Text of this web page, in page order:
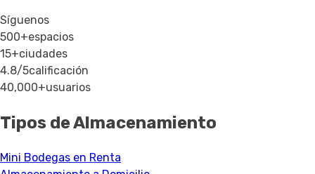
Síguenos
500+espacios
15+ciudades
4.8/5calificación
40,000+usuarios
Tipos de Almacenamiento
Mini Bodegas en Renta